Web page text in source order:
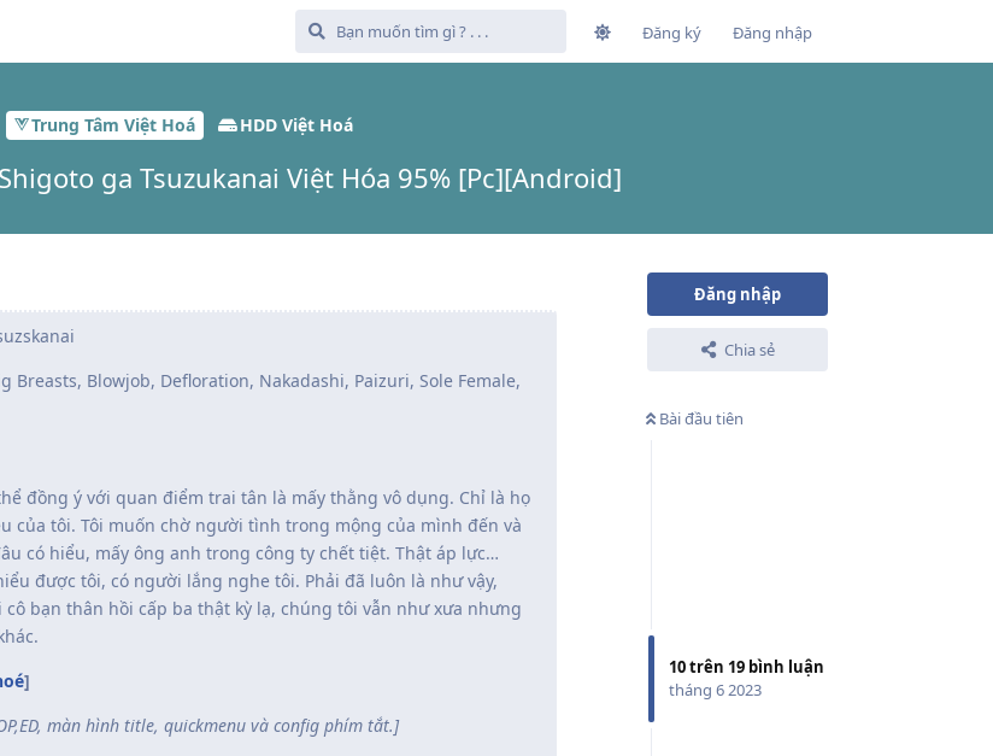
Đăng ký Đăng nhập
Trung Tâm Việt Hoá HDD Việt Hoá
ga Tsuzukanai Việt Hóa 95% [Pc][Android]
Đăng nhập
Chia sẻ
Bài đầu tiên
10trên 19 bình luận
tháng 6 2023
Breasts, Blowjob, Defloration, Nakadashi, Paizuri, Sole Female,
đồng ý với quan điểm trai tân là mấy thằng vô dụng. Chỉ là họ
của tôi. Tôi muốn chờ người tình trong mộng của mình đến và
có hiểu, mấy ông anh trong công ty chết tiệt. Thật áp lực…
được tôi, có người lắng nghe tôi. Phải đã luôn là như vậy,
bạn thân hồi cấp ba thật kỳ lạ, chúng tôi vẫn như xưa nhưng
]
màn hình title, quickmenu và config phím tắt.]